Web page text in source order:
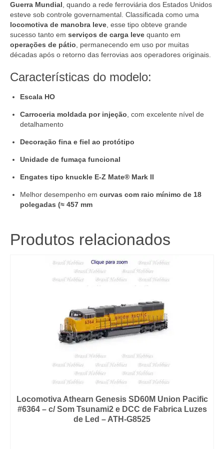
Guerra Mundial, quando a rede ferroviária dos Estados Unidos
esteve sob controle governamental. Classificada como uma
locomotiva de manobra leve, esse tipo obteve grande
sucesso tanto em serviços de carga leve quanto em
operações de pátio, permanecendo em uso por muitas
décadas após o retorno das ferrovias aos operadores originais.
Características do modelo:
Escala HO
Carroceria moldada por injeção , com excelente nível de
detalhamento
Decoração fina e fiel ao protótipo
Unidade de fumaça funcional
Engates tipo knuckle E-Z Mate® Mark II
Melhor desempenho em curvas com raio mínimo de 18
polegadas (≈ 457 mm
Produtos relacionados
Locomotiva Athearn Genesis SD60M Union Pacific
#6364 – c/ Som Tsunami2 e DCC de Fabrica Luzes
de Led – ATH-G8525